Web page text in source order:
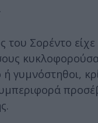
του Σορέντο
γυμνόστηθοι,